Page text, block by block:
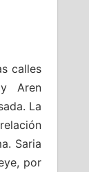
calles
Aren
La
Saria
por